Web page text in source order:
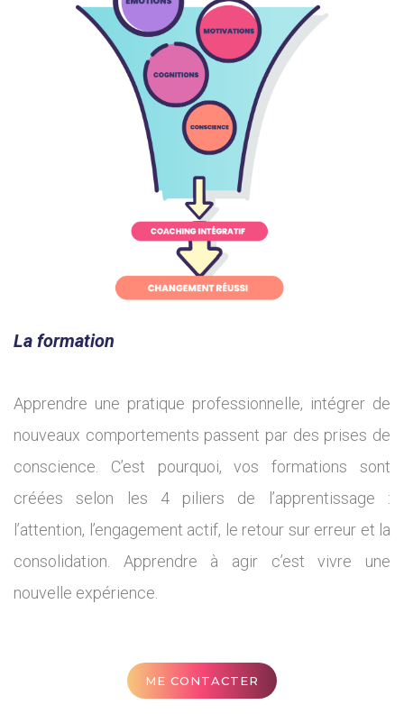
La formation
Apprendre une pratique professionnelle, intégrer de
nouveaux comportements passent par des prises de
conscience. C’est pourquoi, vos formations sont
créées selon les 4 piliers de l’apprentissage :
l’attention, l’engagement actif, le retour sur erreur et la
consolidation. Apprendre à agir c’est vivre une
nouvelle expérience.
ME CONTACTER